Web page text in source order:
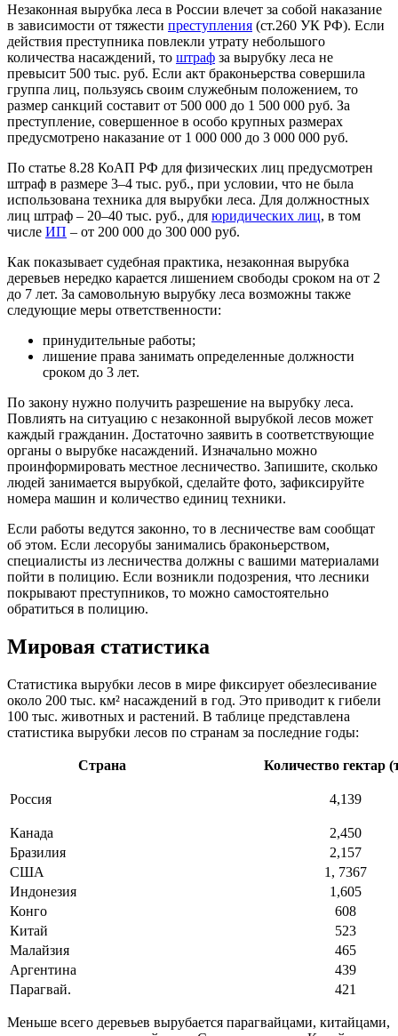
Незаконная вырубка леса в России влечет за собой наказание
в зависимости от тяжести преступления (ст.260 УК РФ). Если
действия преступника повлекли утрату небольшого
количества насаждений, то штраф за вырубку леса не
превысит 500 тыс. руб. Если акт браконьерства совершила
группа лиц, пользуясь своим служебным положением, то
размер санкций составит от 500 000 до 1 500 000 руб. За
преступление, совершенное в особо крупных размерах
предусмотрено наказание от 1 000 000 до 3 000 000 руб.
По статье 8.28 КоАП РФ для физических лиц предусмотрен
штраф в размере 3–4 тыс. руб., при условии, что не была
использована техника для вырубки леса. Для должностных
лиц штраф – 20–40 тыс. руб., для юридических лиц, в том
числе ИП – от 200 000 до 300 000 руб.
Как показывает судебная практика, незаконная вырубка
деревьев нередко карается лишением свободы сроком на от 2
до 7 лет. За самовольную вырубку леса возможны также
следующие меры ответственности:
принудительные работы;
лишение права занимать определенные должности
сроком до 3 лет.
По закону нужно получить разрешение на вырубку леса.
Повлиять на ситуацию с незаконной вырубкой лесов может
каждый гражданин. Достаточно заявить в соответствующие
органы о вырубке насаждений. Изначально можно
проинформировать местное лесничество. Запишите, сколько
людей занимается вырубкой, сделайте фото, зафиксируйте
номера машин и количество единиц техники.
Если работы ведутся законно, то в лесничестве вам сообщат
об этом. Если лесорубы занимались браконьерством,
специалисты из лесничества должны с вашими материалами
пойти в полицию. Если возникли подозрения, что лесники
покрывают преступников, то можно самостоятельно
обратиться в полицию.
Мировая статистика
Статистика вырубки лесов в мире фиксирует обезлесивание
около 200 тыс. км² насаждений в год. Это приводит к гибели
100 тыс. животных и растений. В таблице представлена
статистика вырубки лесов по странам за последние годы:
Страна Количество гектар
Россия 4,139
Канада
2,450
Бразилия
2,157
США
1, 7367
Индонезия
1,605
Конго
608
Китай
523
Малайзия
465
Аргентина
439
Парагвай.
421
Меньше всего деревьев вырубается парагвайцами, китайцами,